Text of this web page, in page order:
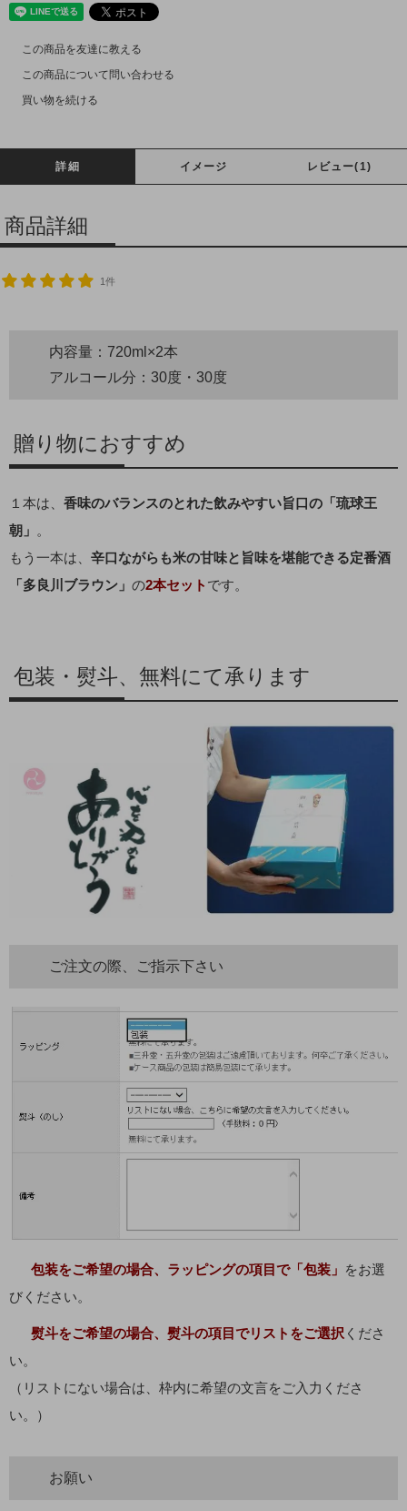
この商品を友達に教える
この商品について問い合わせる
買い物を続ける
詳細 イメージ レビュー(1)
商品詳細
1件
内容量：720ml×2本
アルコール分：30度・30度
贈り物におすすめ
１本は、 香味のバランスのとれた飲みやすい旨口の「琉球王
朝」 。
もう一本は、 辛口ながらも米の甘味と旨味を堪能できる定番酒
「多良川ブラウン」 の2本セット です。
包装・熨斗、無料にて承ります
ご注文の際、ご指示下さい
包装をご希望の場合、ラッピングの項目で「包装」 をお選
びください。
熨斗をご希望の場合、熨斗の項目でリストをご選択 くださ
い。
（リストにない場合は、枠内に希望の文言をご入力くださ
い。）
お願い